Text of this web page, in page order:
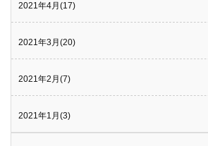
2021年4月(17)
2021年3月(20)
2021年2月(7)
2021年1月(3)